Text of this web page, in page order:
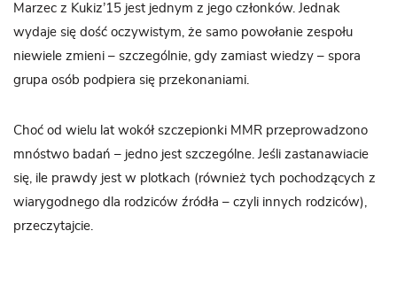
Marzec z Kukiz’15 jest jednym z jego członków. Jednak
wydaje się dość oczywistym, że samo powołanie zespołu
niewiele zmieni – szczególnie, gdy zamiast wiedzy – spora
grupa osób podpiera się przekonaniami.
Choć od wielu lat wokół szczepionki MMR przeprowadzono
mnóstwo badań – jedno jest szczególne. Jeśli zastanawiacie
się, ile prawdy jest w plotkach (również tych pochodzących z
wiarygodnego dla rodziców źródła – czyli innych rodziców),
przeczytajcie.